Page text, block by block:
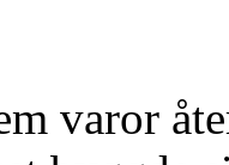
varor